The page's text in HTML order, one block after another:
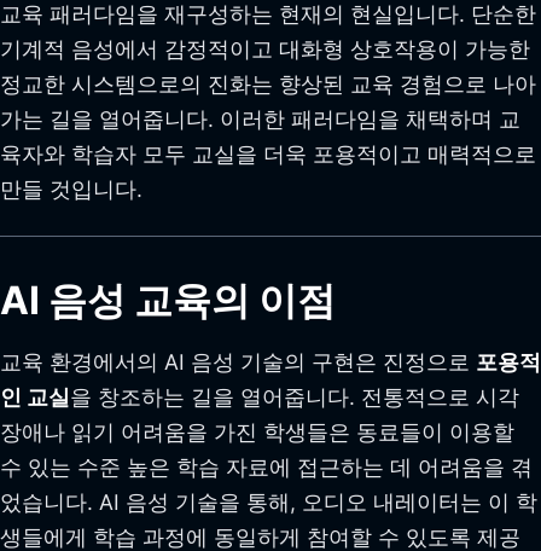
교육 패러다임을 재구성하는 현재의 현실입니다. 단순한
기계적 음성에서 감정적이고 대화형 상호작용이 가능한
정교한 시스템으로의 진화는 향상된 교육 경험으로 나아
가는 길을 열어줍니다. 이러한 패러다임을 채택하며 교
육자와 학습자 모두 교실을 더욱 포용적이고 매력적으로
만들 것입니다.
AI 음성 교육의 이점
교육 환경에서의 AI 음성 기술의 구현은 진정으로 포용적
인 교실 을 창조하는 길을 열어줍니다. 전통적으로 시각
장애나 읽기 어려움을 가진 학생들은 동료들이 이용할
수 있는 수준 높은 학습 자료에 접근하는 데 어려움을 겪
었습니다. AI 음성 기술을 통해, 오디오 내레이터는 이 학
생들에게 학습 과정에 동일하게 참여할 수 있도록 제공